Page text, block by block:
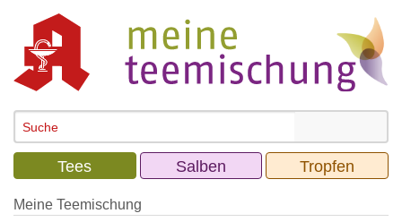
Tees Salben Tropfen
Meine Teemischung